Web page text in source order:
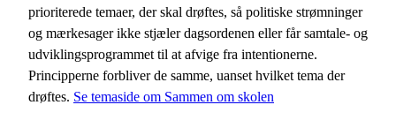
prioriterede temaer, der skal drøftes, så politiske strømninger
og mærkesager ikke stjæler dagsordenen eller får samtale- og
udviklingsprogrammet til at afvige fra intentionerne.
Principperne forbliver de samme, uanset hvilket tema der
drøftes. Se temaside om Sammen om skolen